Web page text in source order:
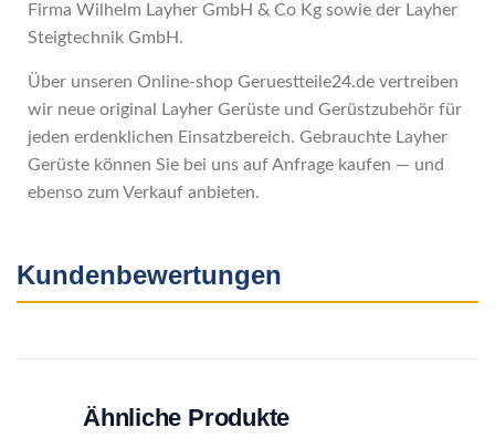
Firma Wilhelm Layher GmbH & Co Kg sowie der Layher
Steigtechnik GmbH.
Über unseren Online-shop Geruestteile24.de vertreiben
wir neue original Layher Gerüste und Gerüstzubehör für
jeden erdenklichen Einsatzbereich. Gebrauchte Layher
Gerüste können Sie bei uns auf Anfrage kaufen — und
ebenso zum Verkauf anbieten.
Kundenbewertungen
Ähnliche Produkte